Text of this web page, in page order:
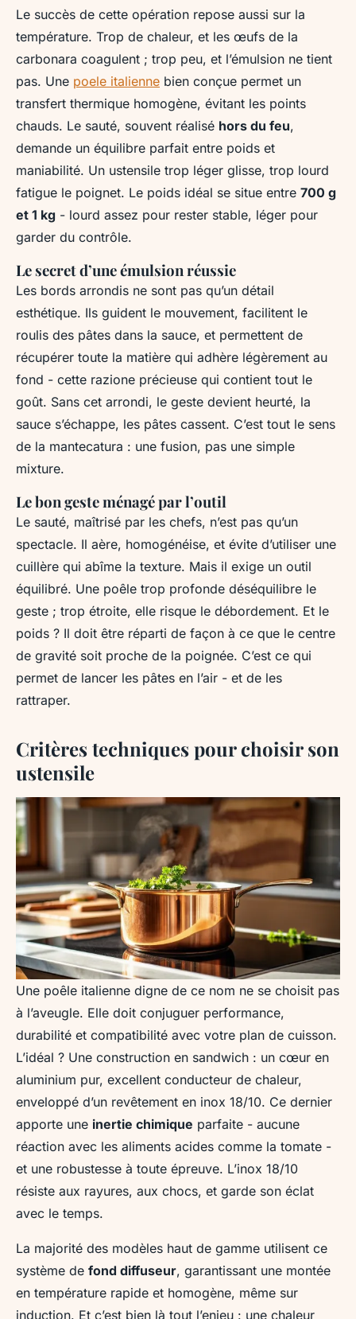
Le succès de cette opération repose aussi sur la
température. Trop de chaleur, et les œufs de la
carbonara coagulent ; trop peu, et l’émulsion ne tient
pas. Une poele italienne bien conçue permet un
transfert thermique homogène, évitant les points
chauds. Le sauté, souvent réalisé hors du feu,
demande un équilibre parfait entre poids et
maniabilité. Un ustensile trop léger glisse, trop lourd
fatigue le poignet. Le poids idéal se situe entre 700 g
et 1 kg - lourd assez pour rester stable, léger pour
garder du contrôle.
Le secret d’une émulsion réussie
Les bords arrondis ne sont pas qu’un détail
esthétique. Ils guident le mouvement, facilitent le
roulis des pâtes dans la sauce, et permettent de
récupérer toute la matière qui adhère légèrement au
fond - cette razione précieuse qui contient tout le
goût. Sans cet arrondi, le geste devient heurté, la
sauce s’échappe, les pâtes cassent. C’est tout le sens
de la mantecatura : une fusion, pas une simple
mixture.
Le bon geste ménagé par l’outil
Le sauté, maîtrisé par les chefs, n’est pas qu’un
spectacle. Il aère, homogénéise, et évite d’utiliser une
cuillère qui abîme la texture. Mais il exige un outil
équilibré. Une poêle trop profonde déséquilibre le
geste ; trop étroite, elle risque le débordement. Et le
poids ? Il doit être réparti de façon à ce que le centre
de gravité soit proche de la poignée. C’est ce qui
permet de lancer les pâtes en l’air - et de les
rattraper.
Critères techniques pour choisir son
ustensile
Une poêle italienne digne de ce nom ne se choisit pas
à l’aveugle. Elle doit conjuguer performance,
durabilité et compatibilité avec votre plan de cuisson.
L’idéal ? Une construction en sandwich : un cœur en
aluminium pur, excellent conducteur de chaleur,
enveloppé d’un revêtement en inox 18/10. Ce dernier
apporte une inertie chimique parfaite - aucune
réaction avec les aliments acides comme la tomate -
et une robustesse à toute épreuve. L’inox 18/10
résiste aux rayures, aux chocs, et garde son éclat
avec le temps.
La majorité des modèles haut de gamme utilisent ce
système de fond diffuseur, garantissant une montée
en température rapide et homogène, même sur
induction. Et c’est bien là tout l’enjeu : une chaleur